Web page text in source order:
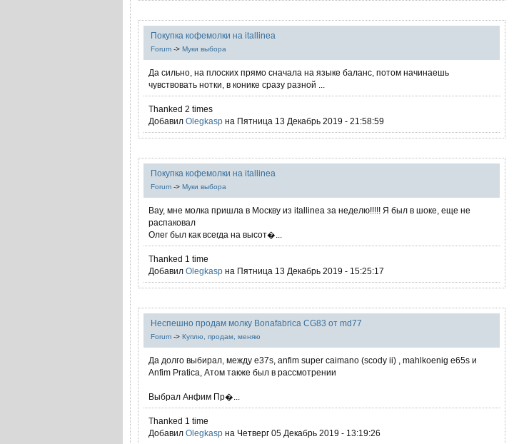
Покупка кофемолки на itallinea
Forum -> Муки выбора
Да сильно, на плоских прямо сначала на языке баланс, потом начинаешь
чувствовать нотки, в конике сразу разной ...
Thanked 2 times
Добавил Olegkasp на Пятница 13 Декабрь 2019 - 21:58:59
Покупка кофемолки на itallinea
Forum -> Муки выбора
Вау, мне молка пришла в Москву из itallinea за неделю!!!!! Я был в шоке, еще не
распаковал
Олег был как всегда на высот�...
Thanked 1 time
Добавил Olegkasp на Пятница 13 Декабрь 2019 - 15:25:17
Неспешно продам молку Bonafabrica CG83 от md77
Forum -> Куплю, продам, меняю
Да долго выбирал, между e37s, anfim super caimano (scody ii) , mahlkoenig e65s и
Anfim Pratica, Атом также был в рассмотрении
Выбрал Анфим Пр�...
Thanked 1 time
Добавил Olegkasp на Четверг 05 Декабрь 2019 - 13:19:26